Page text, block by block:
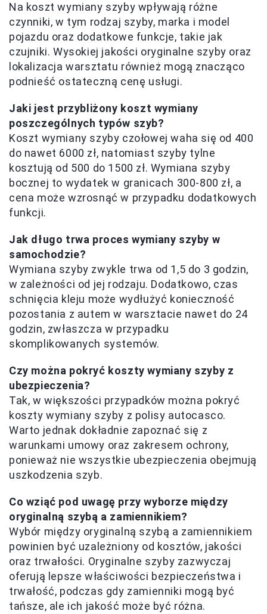
Na koszt wymiany szyby wpływają różne
czynniki, w tym rodzaj szyby, marka i model
pojazdu oraz dodatkowe funkcje, takie jak
czujniki. Wysokiej jakości oryginalne szyby oraz
lokalizacja warsztatu również mogą znacząco
podnieść ostateczną cenę usługi.
Jaki jest przybliżony koszt wymiany
poszczególnych typów szyb?
Koszt wymiany szyby czołowej waha się od 400
do nawet 6000 zł, natomiast szyby tylne
kosztują od 500 do 1500 zł. Wymiana szyby
bocznej to wydatek w granicach 300-800 zł, a
cena może wzrosnąć w przypadku dodatkowych
funkcji.
Jak długo trwa proces wymiany szyby w
samochodzie?
Wymiana szyby zwykle trwa od 1,5 do 3 godzin,
w zależności od jej rodzaju. Dodatkowo, czas
schnięcia kleju może wydłużyć konieczność
pozostania z autem w warsztacie nawet do 24
godzin, zwłaszcza w przypadku
skomplikowanych systemów.
Czy można pokryć koszty wymiany szyby z
ubezpieczenia?
Tak, w większości przypadków można pokryć
koszty wymiany szyby z polisy autocasco.
Warto jednak dokładnie zapoznać się z
warunkami umowy oraz zakresem ochrony,
ponieważ nie wszystkie ubezpieczenia obejmują
uszkodzenia szyb.
Co wziąć pod uwagę przy wyborze między
oryginalną szybą a zamiennikiem?
Wybór między oryginalną szybą a zamiennikiem
powinien być uzależniony od kosztów, jakości
oraz trwałości. Oryginalne szyby zazwyczaj
oferują lepsze właściwości bezpieczeństwa i
trwałość, podczas gdy zamienniki mogą być
tańsze, ale ich jakość może być różna.